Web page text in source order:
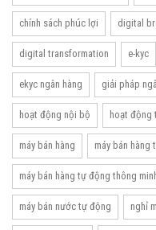
chính sách phúc lợi digital
digital transformation e-kyc
ekyc ngân hàng giải pháp
hoạt động nội bộ hoạt động
máy bán hàng máy bán hàng
máy bán hàng tự động thông
máy bán nước tự động nghỉ